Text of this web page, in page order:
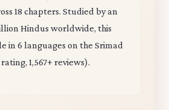
18 chapters. Studied by an
Hindus worldwide, this
in 6 languages on the Srimad
1,567+ reviews).